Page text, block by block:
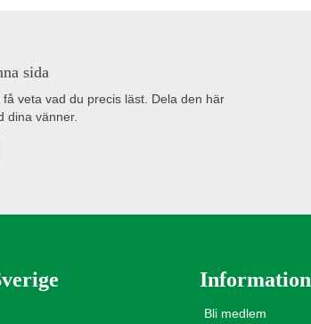
sida
få veta vad du precis läst. Dela den här
dina vänner.
Information
Bli medlem